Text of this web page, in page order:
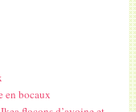
en bocaux